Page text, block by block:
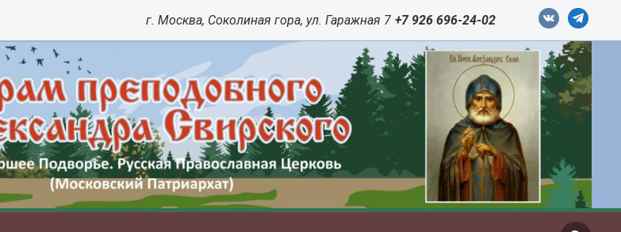
vkontaktetelegram
г. Москва, Соколиная гора, ул. Гаражная 7 +7 926 696-24-02